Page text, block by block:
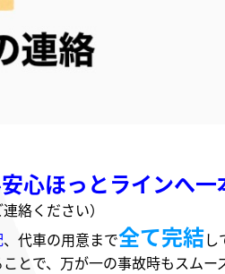
心ほっとラインへ
絡ください）
、代車の用意まで全て完結し
とで、万が一の事故時もスム